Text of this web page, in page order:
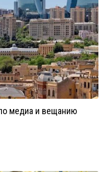
медиа и вещанию